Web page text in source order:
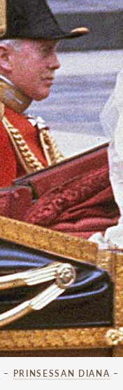
– PRINSESSAN DIANA –